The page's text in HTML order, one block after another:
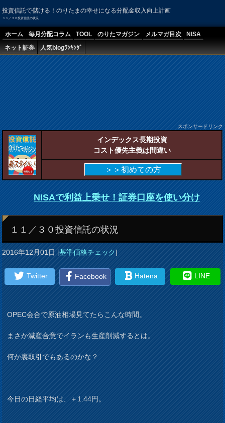
投資信託で儲ける！のりたまの幸せになる分配金収入向上計画
１１／３０投資信託の状況
ホーム 毎月分配コラム TOOL のりたマガジン メルマガ目次
NISA
ネット証券
人気blogﾗﾝｷﾝｸﾞ
スポンサードリンク
インデックス長期投資
コスト優先主義は間違い
＞＞初めての方
NISAで利益上乗せ！証券口座を使い分け
１１／３０投資信託の状況
2016年12月01日[基準価格チェック]
Twitter Facebook Hatena LINE
OPEC会合で原油相場見てたらこんな時間。
まさか減産合意でイランも生産削減するとは。
何か裏取引でもあるのかな？
今日の日経平均は、＋1.44円。